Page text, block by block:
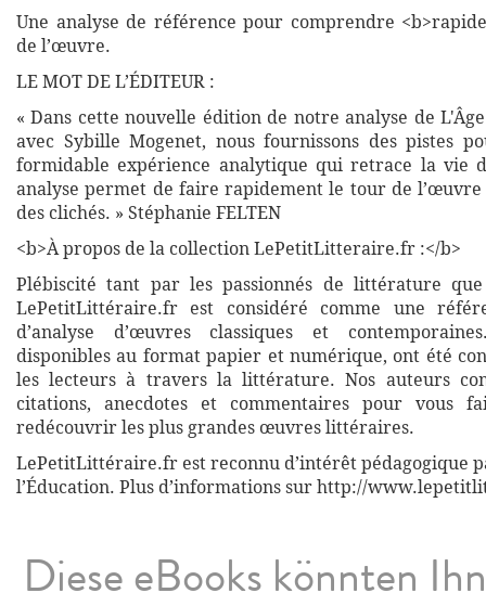
Une analyse de référence pour comprendre
de l’œuvre.
LE MOT DE L’ÉDITEUR :
« Dans cette nouvelle édition de notre analyse de
avec Sybille Mogenet, nous fournissons des pistes
formidable expérience analytique qui retrace la vie
analyse permet de faire rapidement le tour de l’œuvre
des clichés. » Stéphanie FELTEN
<b>À propos de la collection LePetitLitteraire.fr :</b>
Plébiscité tant par les passionnés de littérature
LePetitLittéraire.fr est considéré comme une
d’analyse d’œuvres classiques et
disponibles au format papier et numérique, ont été
les lecteurs à travers la littérature. Nos auteurs
citations, anecdotes et commentaires pour vous
redécouvrir les plus grandes œuvres littéraires.
LePetitLittéraire.fr est reconnu d’intérêt pédagogique
l’Éducation. Plus d’informations sur http://
Diese eBooks könnten